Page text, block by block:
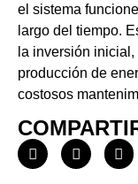
el sistema
largo del tiempo.
la inversión
producción de
costosos